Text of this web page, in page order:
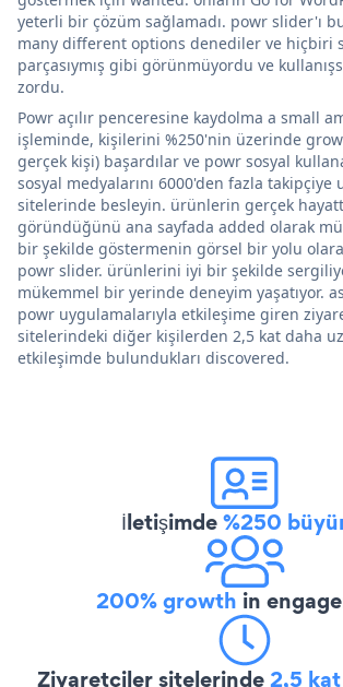
yeterli bir çözüm sağlamadı. powr slider'ı
many different options denediler ve hiçbiri
parçasıymış gibi görünmüyordu ve
zordu.
Powr açılır penceresine kaydolma a small
işleminde, kişilerini %250'nin üzerinde
gerçek kişi) başardılar ve powr sosyal
sosyal medyalarını 6000'den fazla takipçiye
sitelerinde besleyin. ürünlerin gerçek
göründüğünü ana sayfada added olarak
bir şekilde göstermenin görsel bir yolu
powr slider. ürünlerini iyi bir şekilde
mükemmel bir yerinde deneyim yaşatıyor.
powr uygulamalarıyla etkileşime giren
sitelerindeki diğer kişilerden 2,5 kat daha
etkileşimde bulundukları discovered.
İletişimde%250
200% growth in
Ziyaretçiler sitelerinde2,5